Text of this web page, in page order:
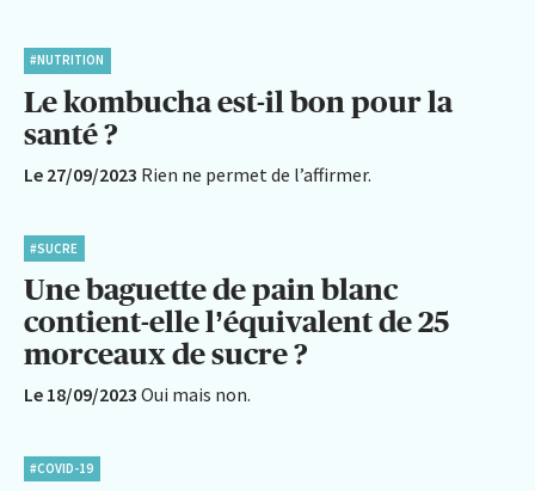
#NUTRITION
Le kombucha est-il bon pour la
santé ?
Le 27/09/2023 Rien ne permet de l’affirmer.
#SUCRE
Une baguette de pain blanc
contient-elle l’équivalent de 25
morceaux de sucre ?
Le 18/09/2023 Oui mais non.
#COVID-19